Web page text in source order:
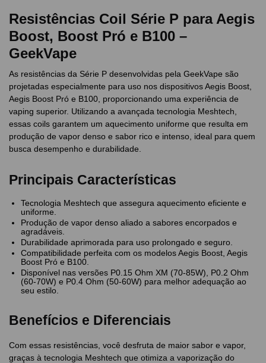
Resistências Coil Série P para Aegis
Boost, Boost Pró e B100 –
GeekVape
As resistências da Série P desenvolvidas pela GeekVape são
projetadas especialmente para uso nos dispositivos Aegis Boost,
Aegis Boost Pró e B100, proporcionando uma experiência de
vaping superior. Utilizando a avançada tecnologia Meshtech,
essas coils garantem um aquecimento uniforme que resulta em
produção de vapor denso e sabor rico e intenso, ideal para quem
busca desempenho e durabilidade.
Principais Características
Tecnologia Meshtech que assegura aquecimento eficiente e
uniforme.
Produção de vapor denso aliado a sabores encorpados e
agradáveis.
Durabilidade aprimorada para uso prolongado e seguro.
Compatibilidade perfeita com os modelos Aegis Boost, Aegis
Boost Pró e B100.
Disponível nas versões P0.15 Ohm XM (70-85W), P0.2 Ohm
(60-70W) e P0.4 Ohm (50-60W) para melhor adequação ao
seu estilo.
Benefícios e Diferenciais
Com essas resistências, você desfruta de maior sabor e vapor,
graças à tecnologia Meshtech que otimiza a vaporização do